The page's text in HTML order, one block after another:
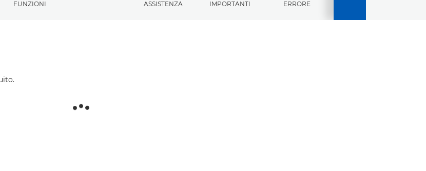
FUNZIONI
ASSISTENZA
IMPORTANTI
ERRORE